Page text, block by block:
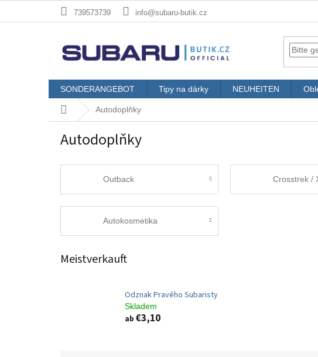
739573739 info@subaru-butik.cz
SONDERANGEBOT Tipy na dárky NEUHEITEN
StartseiteAutodoplňky
Autodoplňky
Outback Crosstrek /
Autokosmetika
Meistverkauft
Odznak Pravého Subaristy
Skladem
ab €3,10